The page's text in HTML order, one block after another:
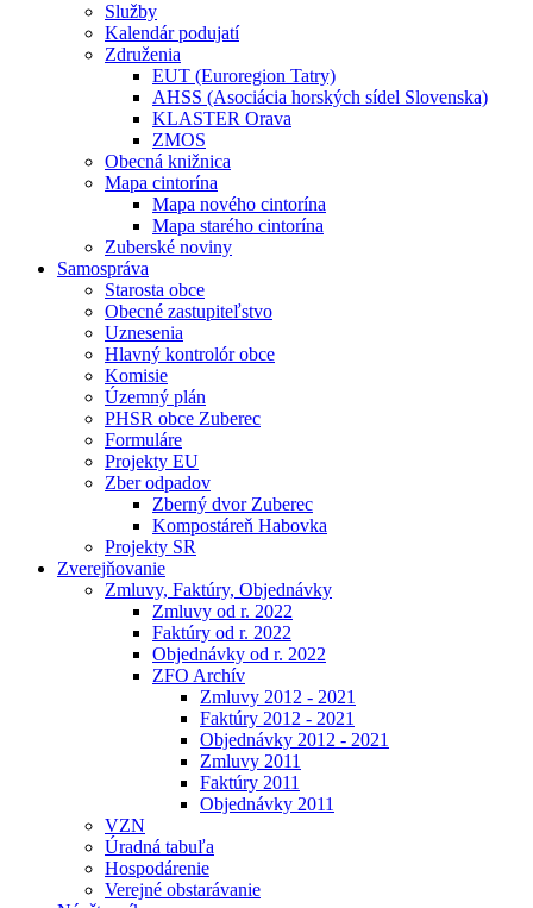
Služby
Kalendár podujatí
Združenia
EUT (Euroregion Tatry)
AHSS (Asociácia horských sídel Slovenska)
KLASTER Orava
ZMOS
Obecná knižnica
Mapa cintorína
Mapa nového cintorína
Mapa starého cintorína
Zuberské noviny
Samospráva
Starosta obce
Obecné zastupiteľstvo
Uznesenia
Hlavný kontrolór obce
Komisie
Územný plán
PHSR obce Zuberec
Formuláre
Projekty EU
Zber odpadov
Zberný dvor Zuberec
Kompostáreň Habovka
Projekty SR
Zverejňovanie
Zmluvy, Faktúry, Objednávky
Zmluvy od r. 2022
Faktúry od r. 2022
Objednávky od r. 2022
ZFO Archív
Zmluvy 2012 - 2021
Faktúry 2012 - 2021
Objednávky 2012 - 2021
Zmluvy 2011
Faktúry 2011
Objednávky 2011
VZN
Úradná tabuľa
Hospodárenie
Verejné obstarávanie